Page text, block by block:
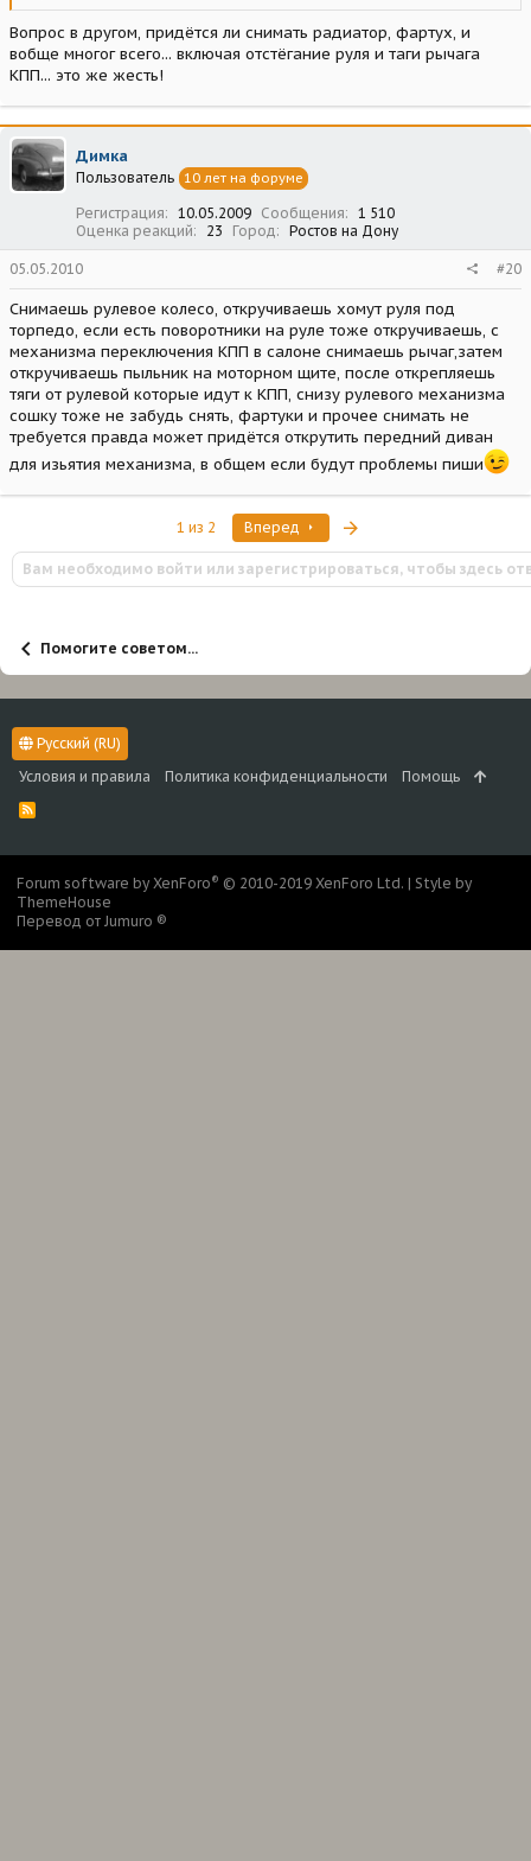
Вопрос в другом, придётся ли снимать радиатор, фартух, и
вобще многог всего... включая отстёгание руля и таги рычага
КПП... это же жесть!
Димка
Пользователь 10 лет на форуме
Регистрация 10.05.2009 Сообщения
1 510
Оценка реакций
23 Город Ростов на Дону
05.05.2010 #20
Снимаешь рулевое колесо, откручиваешь хомут руля под
торпедо, если есть поворотники на руле тоже откручиваешь, с
механизма переключения КПП в салоне снимаешь рычаг,затем
откручиваешь пыльник на моторном щите, после открепляешь
тяги от рулевой которые идут к КПП, снизу рулевого механизма
сошку тоже не забудь снять, фартуки и прочее снимать не
требуется правда может придётся открутить передний диван
для изьятия механизма, в общем если будут проблемы пиши
1 из 2 Вперед
Вам необходимо войти или зарегистрироваться, чтобы здесь
Помогите советом...
Русский (RU)
Условия и правила
Политика конфиденциальности Помощь
R
S
Forum software by XenForo® © 2010-2019 XenForo Ltd. | Style by
ThemeHouse
Перевод от Jumuro ®